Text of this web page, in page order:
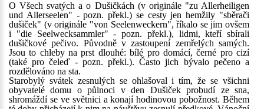
O Všech svatých a o Dušičkách (v originále "zu Allerheiligen
und Allerseelen" - pozn. překl.) se cesty jen hemžily "sběrači
dušiček" (v originále "von Seelenweckern", říkalo se jim ovšem
i "die Seelwecksammler" - pozn. překl.), lidmi, kteří sbírali
dušičkové pečivo. Původně v zastoupení zemřelých samých.
Jsou to chleby na prst dlouhé: bílé pro domácí, černé pro cizí
(také pro čeleď - pozn. překl.). Často jich bývalo pečeno a
rozdělováno na sta.
Starobylý svátek zesnulých se ohlašoval i tím, že se všichni
obyvatelé domu o půlnoci v den Dušiček probudí ze sna,
shromáždí se ve světnici a konají hodinovou pobožnost. Během